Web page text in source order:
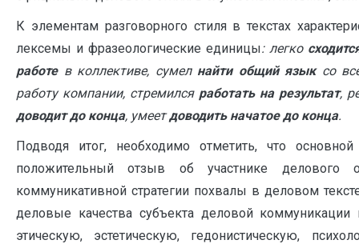
К элементам разговорного стиля в текстах
лексемы и фразеологические единицы: легко
работев коллективе, сумел найти общий языксо
работу компании, стремился работать на результат,
доводит до конца, умеетдоводить начатое до конца.
Подводя итог, необходимо отметить, что
положительный отзыв об участнике
коммуникативной стратегии похвалы в деловом
деловые качества субъекта деловой
этическую, эстетическую, гедонистическую,